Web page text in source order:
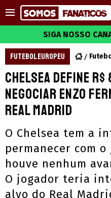
SIGA NOSSO
FUTEBOL EUROPEU
Chelsea define
negociar Enzo
Real Madrid
O Chelsea tem a
permanecer com
houve nenhum
O jogador teria
alvo do Real